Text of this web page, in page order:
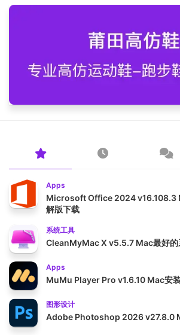
Apps
Microsoft Office 2024 v16.108.3
解版下载
系统工具
CleanMyMac X v5.5.7 Mac最好的
Apps
MuMu Player Pro v1.6.10 Mac安
图形设计
Adobe Photoshop 2026 v27.8.0